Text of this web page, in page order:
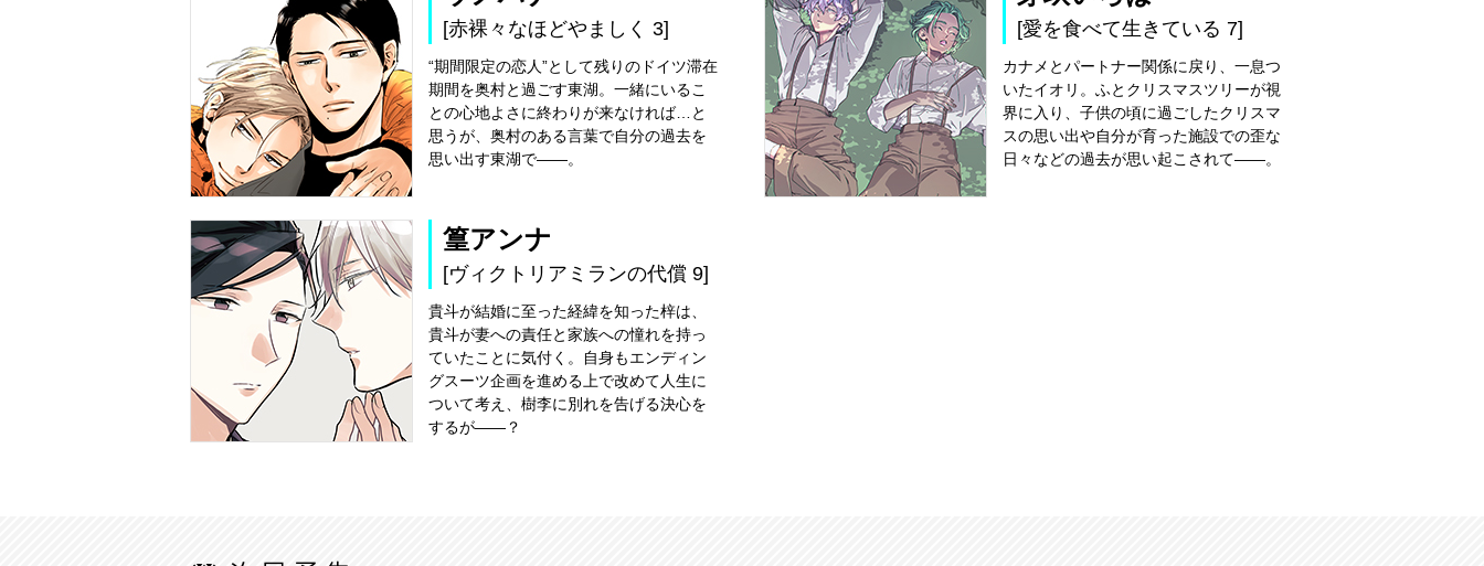
[赤裸々なほどやましく 3]
“期間限定の恋人”として残りのドイツ滞在
期間を奥村と過ごす東湖。一緒にいるこ
との心地よさに終わりが来なければ…と
思うが、奥村のある言葉で自分の過去を
思い出す東湖で――。
[愛を食べて生きている 7]
カナメとパートナー関係に戻り、一息つ
いたイオリ。ふとクリスマスツリーが視
界に入り、子供の頃に過ごしたクリスマ
スの思い出や自分が育った施設での歪な
日々などの過去が思い起こされて――。
篁アンナ
[ヴィクトリアミランの代償 9]
貴斗が結婚に至った経緯を知った梓は、
貴斗が妻への責任と家族への憧れを持っ
ていたことに気付く。自身もエンディン
グスーツ企画を進める上で改めて人生に
ついて考え、樹李に別れを告げる決心を
するが――？